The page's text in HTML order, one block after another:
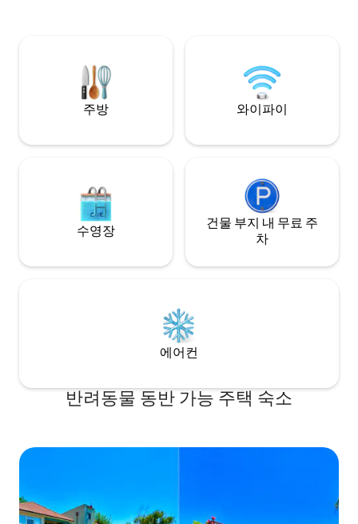
주방 와이파이
수영장
건물 부지 내 무료 주
차
에어컨
반려동물 동반 가능 주택 숙소